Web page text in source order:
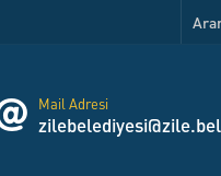
Mail Adresi